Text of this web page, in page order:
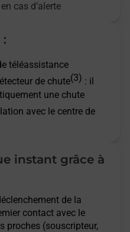
cas d’alerte
téléassistance
de chute(3) : il
une chute
avec le centre de
instant grâce à
de la
contact avec le
proches (souscripteur,